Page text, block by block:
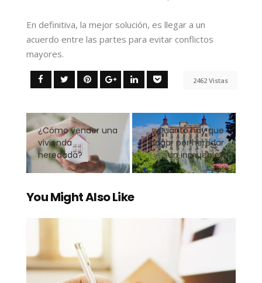
En definitiva, la mejor solución, es llegar a un
acuerdo entre las partes para evitar conflictos
mayores.
2462 Vistas
¿Cómo vender una
vivienda
heredada?
¿Cuánto hay que
pagar por heredar
un inmueble?
You Might Also Like